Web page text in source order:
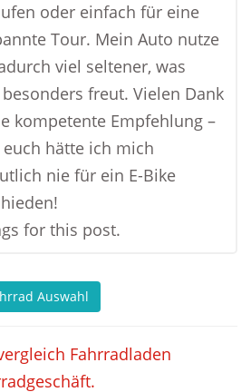
oder einfach für eine
Tour. Mein Auto nutze
viel seltener, was
freut. Vielen Dank
kompetente Empfehlung –
hätte ich mich
nie für ein E-Bike
for this post.
Auswahl
Fahrradladen